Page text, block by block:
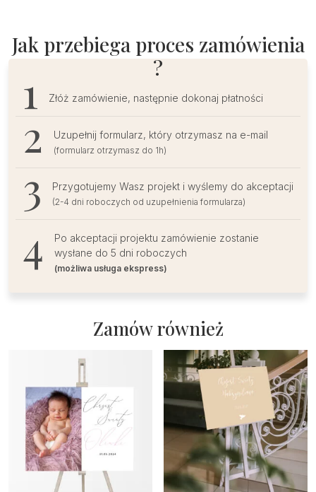
Chrzest
Jak przebiega proces zamówienia
?
Złóż zamówienie, następnie dokonaj płatności
Uzupełnij formularz, który otrzymasz na e-mail
(formularz otrzymasz do 1h)
Przygotujemy Wasz projekt i wyślemy do akceptacji
(2-4 dni roboczych od uzupełnienia formularza)
Po akceptacji projektu zamówienie zostanie
wysłane do 5 dni roboczych
(możliwa usługa ekspress)
Zamów również